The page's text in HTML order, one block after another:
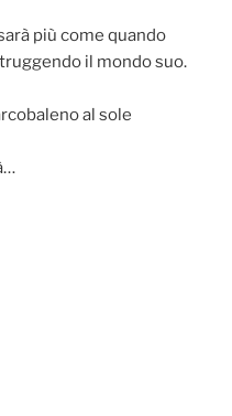
più come quando
il mondo suo.
al sole